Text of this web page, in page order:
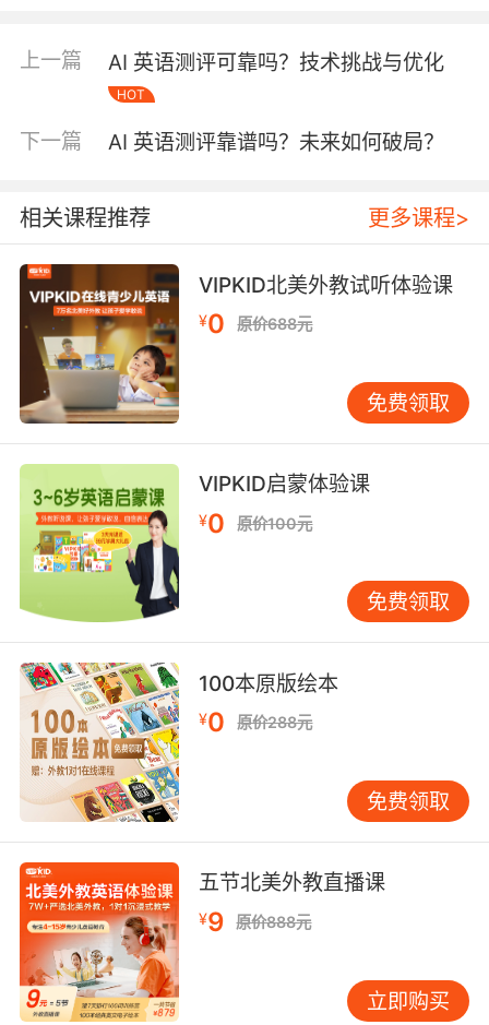
生成的语言能力雷达图清晰展示了孩子在词汇
量、语法掌握等方面的进阶轨迹。更值得关注的
是，AI系统能与真人外教形成评估闭环，外教根
据系统分析调整教学策略，这种AI+教师的协同模
式使学习效率提升40%以上。剑桥大学语言实验
统的学员，其语言进步速度比传统教学模式快1.8
倍。 三、现存挑战：技术局限与教育本质的平衡
尽管技术不断迭代，AI测评仍面临多重考验。方
言口音带来的识别偏差是典型问题，VIPKID技术
团队发现，某些南方地区学员的前后鼻音混淆会
导致系统误判率上升5-8%。更深层次的挑战在于
语言能力的全面评估，哈佛大学教育研究院指
出，现有系统对文化语境理解和情感表达的评判
准确率尚不足60%。此外，过度依赖数据指标可
能弱化语言学习的情感价值，正如上海外国语大
学王教授警示：机器无法衡量语言交流中的人文
温度。这些局限性提示我们，技术应用需坚守教
育本质。 四、发展路径：技术创新与人文关怀的
融合 面向未来，AI英语测评系统的进化方向已然
清晰。VIPKID正在研发的新一代系统将引入情感
计算模块，通过微表情识别补充语言评估维度。
自适应学习路径的优化也是重点，系统可根据测
评结果动态调整教学内容，如针对发音薄弱环节
推送专项训练。更重要的是建立人机协作新范
式，保留教师在批判性思维培养中的核心作用。
教育部《智能教育发展规划》特别强调，技术应
服务于有温度的教育，这要求企业在算法优化时
注入更多教育智慧。 当前证据表明，以VIPKID为
代表的AI英语测评系统已具备相当的专业水准，
其精准的语音识别和多维评估能力远超传统测评
方式。但技术终究是工具，家长在使用时需注意
三点：选择经过权威认证的系统、结合真人教师
指导、关注孩子的语言应用能力而非单纯分数。
随着技术向懂教育的深度学习迈进，我们期待AI
上一篇 AI 英语测评可靠吗？技术挑战与优化
HOT
下一篇 AI 英语测评靠谱吗？未来如何破局？
相关课程推荐 更多课程>
VIPKID北美外教试听体验课
¥0 原价688元
免费领取
VIPKID启蒙体验课
¥0 原价100元
免费领取
100本原版绘本
¥0 原价288元
免费领取
五节北美外教直播课
¥9 原价888元
立即购买